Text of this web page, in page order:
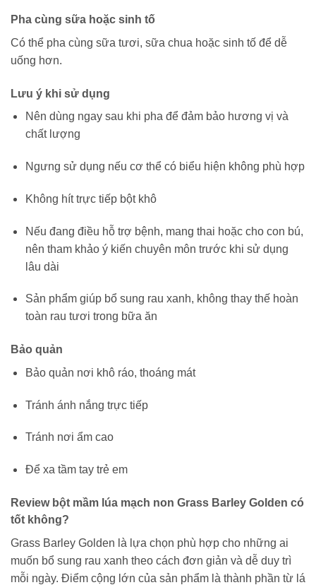
Pha cùng sữa hoặc sinh tố
Có thể pha cùng sữa tươi, sữa chua hoặc sinh tố để dễ
uống hơn.
Lưu ý khi sử dụng
Nên dùng ngay sau khi pha để đảm bảo hương vị và
chất lượng
Ngưng sử dụng nếu cơ thể có biểu hiện không phù hợp
Không hít trực tiếp bột khô
Nếu đang điều hỗ trợ bệnh, mang thai hoặc cho con bú,
nên tham khảo ý kiến chuyên môn trước khi sử dụng
lâu dài
Sản phẩm giúp bổ sung rau xanh, không thay thế hoàn
toàn rau tươi trong bữa ăn
Bảo quản
Bảo quản nơi khô ráo, thoáng mát
Tránh ánh nắng trực tiếp
Tránh nơi ẩm cao
Để xa tầm tay trẻ em
Review bột mầm lúa mạch non Grass Barley Golden có
tốt không?
Grass Barley Golden là lựa chọn phù hợp cho những ai
muốn bổ sung rau xanh theo cách đơn giản và dễ duy trì
mỗi ngày. Điểm cộng lớn của sản phẩm là thành phần từ lá